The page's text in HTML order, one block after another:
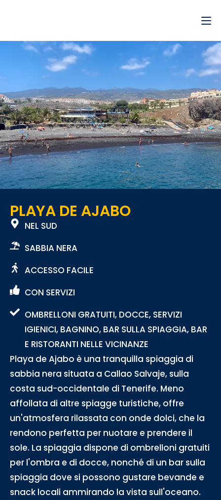
PLAYA DE AJABO
NEL SUD
SABBIA NERA
ACCESSO FACILE
CON SERVIZI
OMBRELLONI GRATUITI, DOCCE, SERVIZI
IGIENICI, BAGNINO, BAR SULLA SPIAGGIA, BAR
E RISTORANTI NELLE VICINANZE
Playa de Ajabo è una tranquilla spiaggia di
sabbia nera situata a Callao Salvaje, sulla
costa sud-occidentale di Tenerife. Meno
affollata di altre spiagge turistiche, offre
un'atmosfera rilassata con onde dolci, che la
rendono perfetta per nuotare e prendere il
sole. La spiaggia dispone di ombrelloni gratuiti
per l'ombra e di docce, nonché di un bar sulla
spiaggia dove si possono gustare bevande e
snack locali ammirando la vista sull'oceano.